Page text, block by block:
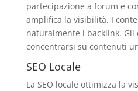
partecipazione a forum e
amplifica la visibilità. I
naturalmente i backlink.
concentrarsi su contenuti
SEO Locale
La SEO locale ottimizza la